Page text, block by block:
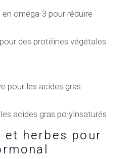
oméga-3 pour réduire
des protéines végétales
pour les acides gras
acides gras polyinsaturés
et herbes pour